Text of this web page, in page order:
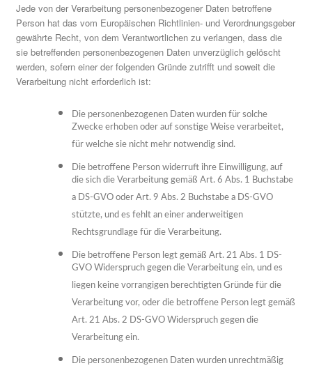
Jede von der Verarbeitung personenbezogener Daten betroffene
Person hat das vom Europäischen Richtlinien- und Verordnungsgeber
gewährte Recht, von dem Verantwortlichen zu verlangen, dass die
sie betreffenden personenbezogenen Daten unverzüglich gelöscht
werden, sofern einer der folgenden Gründe zutrifft und soweit die
Verarbeitung nicht erforderlich ist:
Die personenbezogenen Daten wurden für solche
Zwecke erhoben oder auf sonstige Weise verarbeitet,
für welche sie nicht mehr notwendig sind.
Die betroffene Person widerruft ihre Einwilligung, auf
die sich die Verarbeitung gemäß Art. 6 Abs. 1 Buchstabe
a DS-GVO oder Art. 9 Abs. 2 Buchstabe a DS-GVO
stützte, und es fehlt an einer anderweitigen
Rechtsgrundlage für die Verarbeitung.
Die betroffene Person legt gemäß Art. 21 Abs. 1 DS-
GVO Widerspruch gegen die Verarbeitung ein, und es
liegen keine vorrangigen berechtigten Gründe für die
Verarbeitung vor, oder die betroffene Person legt gemäß
Art. 21 Abs. 2 DS-GVO Widerspruch gegen die
Verarbeitung ein.
Die personenbezogenen Daten wurden unrechtmäßig